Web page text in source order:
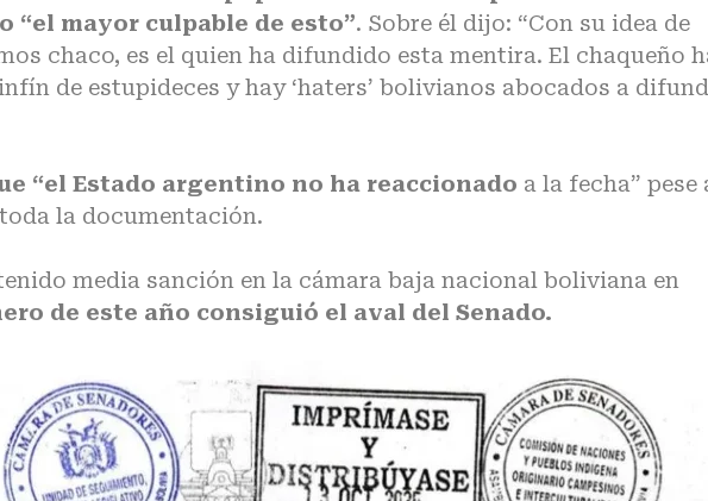
“el mayor culpable de esto”. Sobre él dijo: “Con su idea de
chaco, es el quien ha difundido esta mentira. El chaqueño
de estupideces y hay ‘haters’ bolivianos abocados a
“el Estado argentino no ha reaccionado a la fecha” pese
la documentación.
media sanción en la cámara baja nacional boliviana en
de este año consiguió el aval del Senado.